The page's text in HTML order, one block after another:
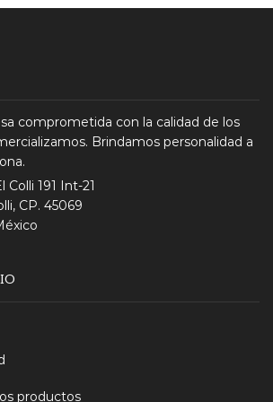
comprometida con la calidad de los
Brindamos personalidad a
Colli 191 Int-21
CP. 45069
productos